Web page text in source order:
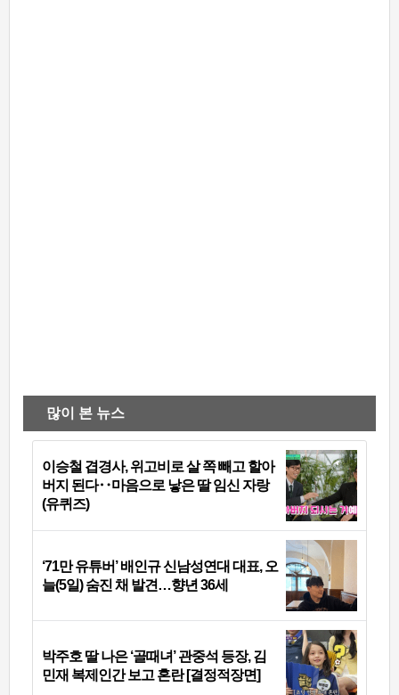
많이 본 뉴스
이승철 겹경사, 위고비로 살 쪽 빼고 할아
버지 된다‥마음으로 낳은 딸 임신 자랑
(유퀴즈)
‘71만 유튜버’ 배인규 신남성연대 대표, 오
늘(5일) 숨진 채 발견…향년 36세
박주호 딸 나은 ‘골때녀’ 관중석 등장, 김
민재 복제인간 보고 혼란 [결정적장면]